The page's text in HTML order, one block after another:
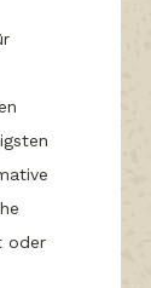
oder